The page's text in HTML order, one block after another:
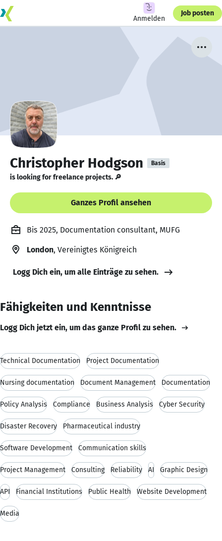
Anmelden
Job posten
Christopher Hodgson Basis
is looking for freelance projects. 🔎
Ganzes Profil ansehen
Bis 2025, Documentation consultant, MUFG
London, Vereinigtes Königreich
Logg Dich ein, um alle Einträge zu sehen.
Fähigkeiten und Kenntnisse
Logg Dich jetzt ein, um das ganze Profil zu sehen.
Technical Documentation Project Documentation
Nursing documentation Document Management Documentation
Policy Analysis Compliance Business Analysis Cyber Security
Disaster Recovery Pharmaceutical industry
Software Development Communication skills
Project Management Consulting Reliability AI Graphic Design
API Financial Institutions Public Health Website Development
Media